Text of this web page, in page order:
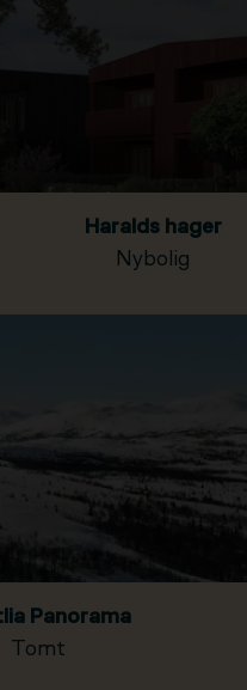
Haralds hager
Nybolig
Panorama
Tomt